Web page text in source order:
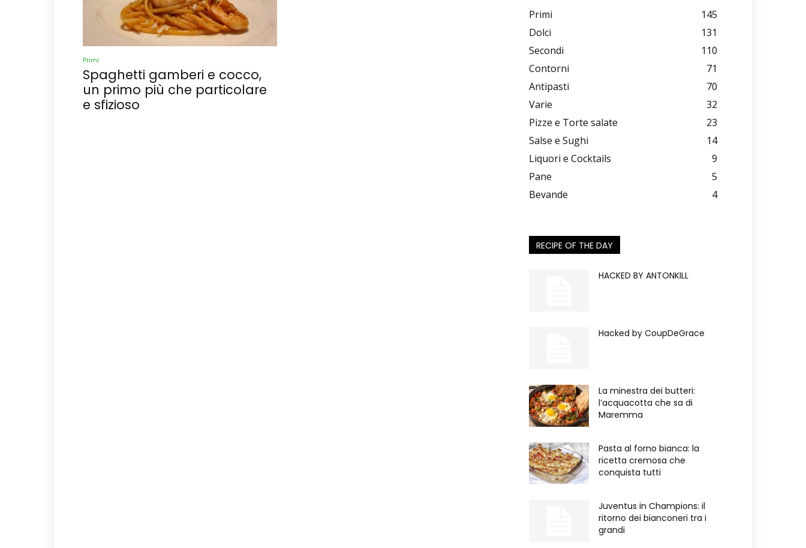
Primi
Spaghetti gamberi e cocco,
un primo più che particolare
e sfizioso
Primi
145
Dolci
131
Secondi
110
Contorni
71
Antipasti
70
Varie
32
Pizze e Torte salate
23
Salse e Sughi
14
Liquori e Cocktails
9
Pane
5
Bevande
4
RECIPE OF THE DAY
HACKED BY ANTONKILL
Hacked by CoupDeGrace
La minestra dei butteri:
l’acquacotta che sa di
Maremma
Pasta al forno bianca: la
ricetta cremosa che
conquista tutti
Juventus in Champions: il
ritorno dei bianconeri tra i
grandi